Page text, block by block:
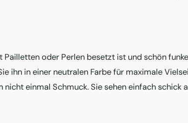
Pailletten oder Perlen besetzt ist und schön
ihn in einer neutralen Farbe für maximale
nicht einmal Schmuck. Sie sehen einfach schick